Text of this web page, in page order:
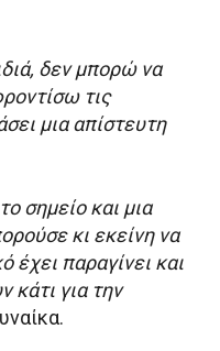
δεν μπορώ να
τις
μια απίστευτη
σημείο και μια
κι εκείνη να
έχει παραγίνει και
κάτι για την